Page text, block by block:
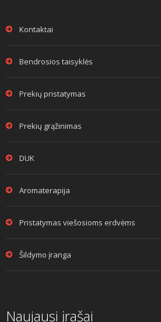
Kontaktai
Bendrosios taisyklės
Prekių pristatymas
Prekių grąžinimas
DUK
Aromaterapija
Pristatymas viešosioms erdvėms
Šildymo įranga
Naujausi įrašai